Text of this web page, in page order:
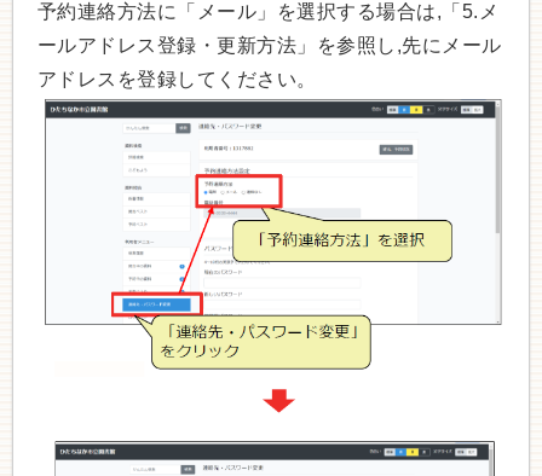
予約連絡方法に「メール」を選択する場合は,「5.メ
ールアドレス登録・更新方法」を参照し,先にメール
アドレスを登録してください。